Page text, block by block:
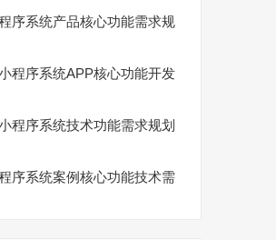
序系统产品核心功能需求规
程序系统APP核心功能开发
程序系统技术功能需求规划
序系统案例核心功能技术需